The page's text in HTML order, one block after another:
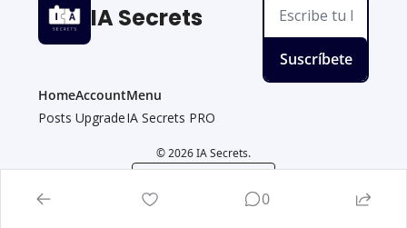
IA Secrets
Suscríbete
Home
Posts
Account
Upgrade
Menu
IA Secrets PRO
© 2026 IA Secrets.
0